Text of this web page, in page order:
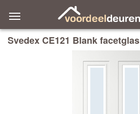
Svedex CE121 Blank facetglas